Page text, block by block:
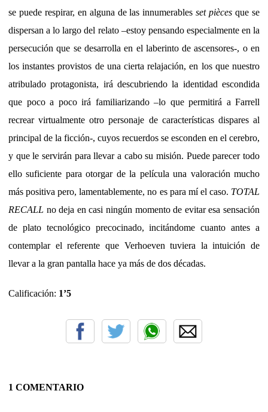
se puede respirar, en alguna de las innumerablesset pièces que se
dispersan a lo largo del relato –estoy pensando especialmente en la
persecución que se desarrolla en el laberinto de ascensores-, o en
los instantes provistos de una cierta relajación, en los que nuestro
atribulado protagonista, irá descubriendo la identidad escondida
que poco a poco irá familiarizando –lo que permitirá a Farrell
recrear virtualmente otro personaje de características dispares al
principal de la ficción-, cuyos recuerdos se esconden en el cerebro,
y que le servirán para llevar a cabo su misión. Puede parecer todo
ello suficiente para otorgar de la película una valoración mucho
más positiva pero, lamentablemente, no es para mí el caso. TOTAL
RECALL no deja en casi ningún momento de evitar esa sensación
de plato tecnológico precocinado, incitándome cuanto antes a
contemplar el referente que Verhoeven tuviera la intuición de
llevar a la gran pantalla hace ya más de dos décadas.
Calificación: 1’5
1 COMENTARIO